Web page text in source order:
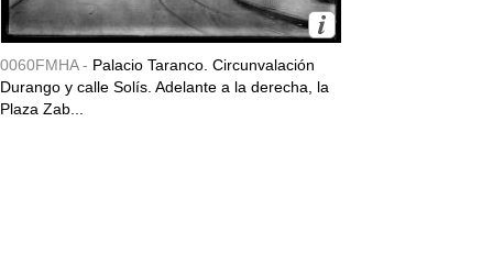
0060FMHA - Palacio Taranco. Circunvalación
Durango y calle Solís. Adelante a la derecha, la
Plaza Zab...